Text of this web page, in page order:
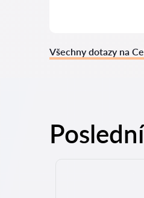
Všechny dotazy na